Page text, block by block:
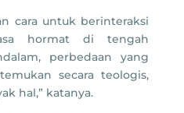
cara untuk berinteraksi
hormat di tengah
perbedaan yang
secara teologis,
hal,” katanya.